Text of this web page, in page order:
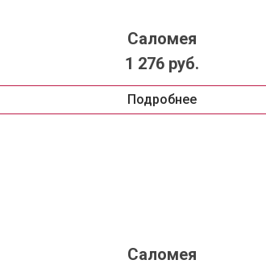
Саломея
1 276 руб.
Подробнее
Саломея